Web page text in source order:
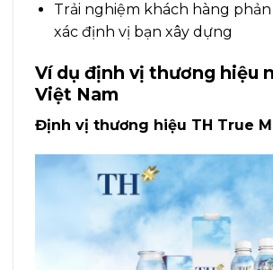
Trải nghiệm khách hàng
xác định vị bạn xây dựng
Ví dụ định vị thương hiệu
Việt Nam
Định vị thương hiệu TH True